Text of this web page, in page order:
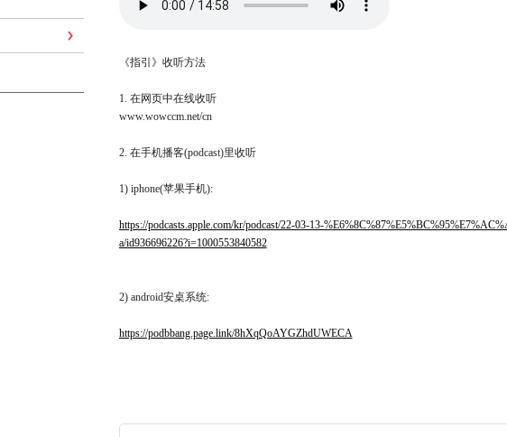
《指引》收听方法
1. 在网页中在线收听
www.wowccm.net/cn
2. 在手机播客(podcast)里收听
1) iphone(苹果手机):
https://podcasts.apple.com/kr/podcast/22-03-13-
a/id936696226?i=1000553840582
2) android安桌系统:
https://podbbang.page.link/8hXqQoAYGZhdUWECA